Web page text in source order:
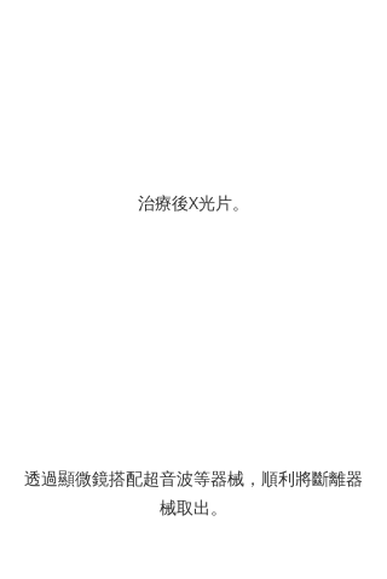
治療後X光片。
透過顯微鏡搭配超音波等器械，順利將斷離器
械取出。